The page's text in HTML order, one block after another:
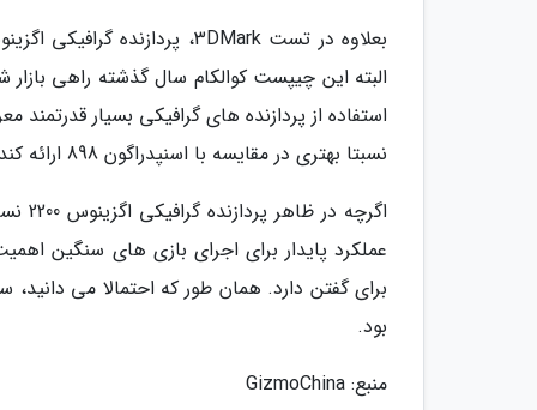
البته این چیپست کوالکام سال گذشته راهی
نسبتا بهتری در مقایسه با اسنپدراگون 898 ارائه کند.
عملکرد پایدار برای اجرای بازی های سنگین
بود.
منبع: GizmoChina